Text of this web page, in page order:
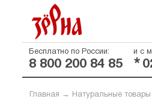
Бесплатно по России:
8 800 200 84 85
и с
*
Главная → Натуральные товары